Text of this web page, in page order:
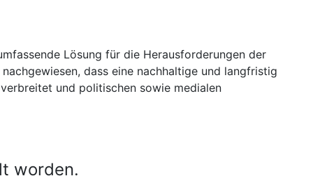
Lösung für die Herausforderungen der
dass eine nachhaltige und langfristig
und politischen sowie medialen
worden.